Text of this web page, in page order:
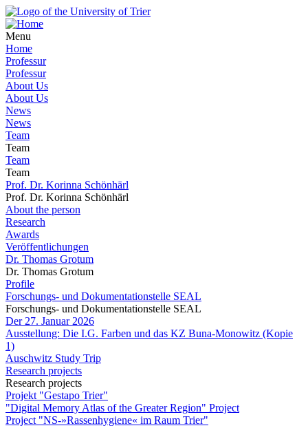
Menu
Home
Professur
Professur
About Us
About Us
News
News
Team
Team
Team
Team
Prof. Dr. Korinna Schönhärl
Prof. Dr. Korinna Schönhärl
About the person
Research
Awards
Veröffentlichungen
Dr. Thomas Grotum
Dr. Thomas Grotum
Profile
Forschungs- und Dokumentationstelle SEAL
Forschungs- und Dokumentationstelle SEAL
Der 27. Januar 2026
Ausstellung: Die I.G. Farben und das KZ Buna-Monowitz (Kopie
1)
Auschwitz Study Trip
Research projects
Research projects
Projekt "Gestapo Trier"
"Digital Memory Atlas of the Greater Region" Project
Project "NS-»Rassenhygiene« im Raum Trier"